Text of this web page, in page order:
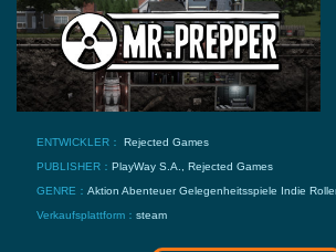
ENTWICKLER： Rejected Games
PUBLISHER： PlayWay S.A., Rejected Games
GENRE： Aktion AbenteuerGelegenheitsspiele Indie
Verkaufsplattform： steam